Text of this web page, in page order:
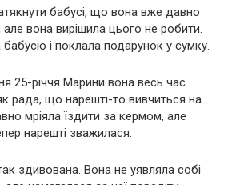
бабусі, що вона вже давно
але вона вирішила цього не робити.
і поклала подарунок у сумку.
25-річчя Марини вона весь час
рада, що нарешті-то вивчиться на
мріяла їздити за кермом, але
нарешті зважилася.
здивована. Вона не уявляла собі